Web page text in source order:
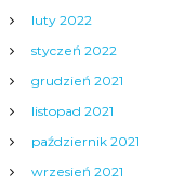
luty 2022
styczeń 2022
grudzień 2021
listopad 2021
październik 2021
wrzesień 2021